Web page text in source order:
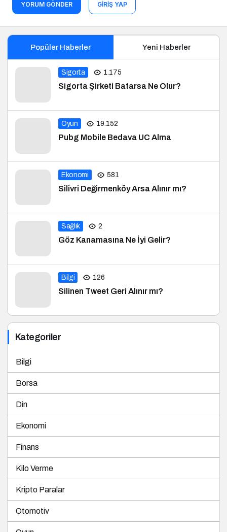
YORUM GÖNDER GIRIŞ YAP
Popüler Haberler Yeni Haberler
Sigorta 1.175
Sigorta Şirketi Batarsa Ne Olur?
Oyun 19.152
Pubg Mobile Bedava UC Alma
Ekonomi 581
Silivri Değirmenköy Arsa Alınır mı?
Sağlık 2
Göz Kanamasına Ne İyi Gelir?
Bilgi 126
Silinen Tweet Geri Alınır mı?
Kategoriler
Bilgi
Borsa
Din
Ekonomi
Finans
Kilo Verme
Kripto Paralar
Otomotiv